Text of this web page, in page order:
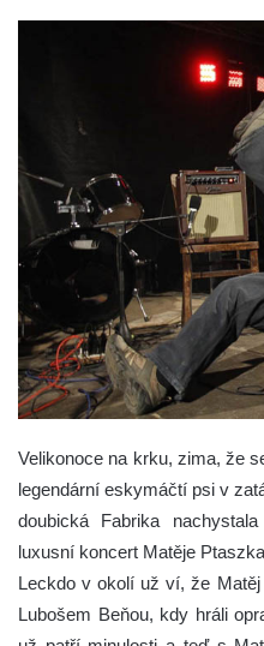
Velikonoce na krku, zima, že
legendární eskymáčtí psi v
doubická Fabrika
luxusní koncert Matěje
Leckdo v okolí už ví, že
Lubošem Beňou, kdy hráli